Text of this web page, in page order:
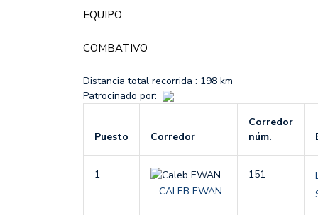
EQUIPO
COMBATIVO
Distancia total recorrida : 198 km
Patrocinado por:
Puesto Corredor
Corredor
núm.
1
CALEB EWAN
151